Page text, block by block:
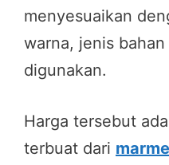
menyesuaikan
warna, jenis
digunakan.
Harga tersebut
terbuat dari